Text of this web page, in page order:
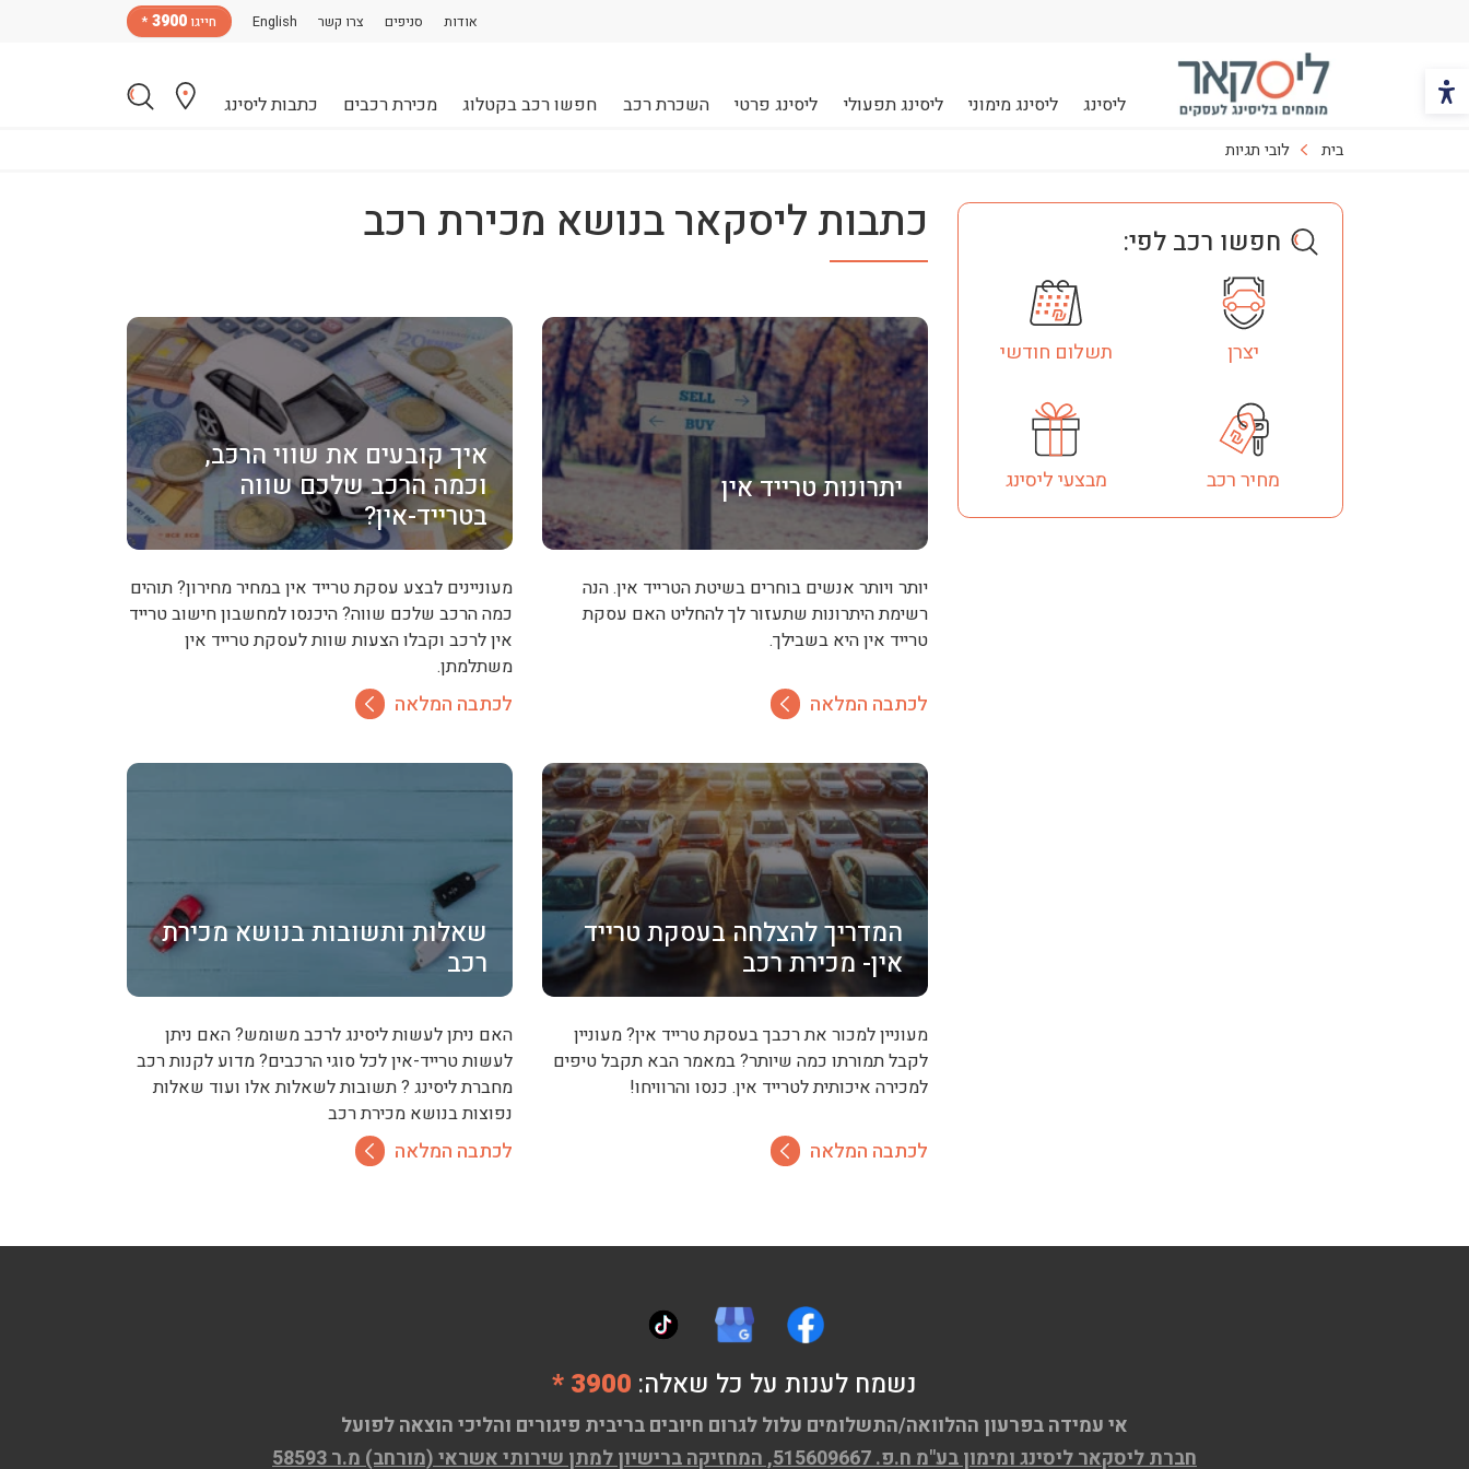
הכפתור משנה את צבעי הקונטרסט
אודות סניפים צרו קשר English חייגו 3900
*
ליסינג ליסינג מימוני ליסינג תפעולי ליסינג פרטי השכרת רכב חפשו רכב בקטלוג מכירת רכבים כתבות ליסינג
בית לובי תגיות
חפשו רכב לפי:
יצרן תשלום חודשי
מחיר רכב מבצעי ליסינג
כתבות ליסקאר בנושא מכירת רכב
יתרונות טרייד אין
יותר ויותר אנשים בוחרים בשיטת הטרייד אין. הנה
רשימת היתרונות שתעזור לך להחליט האם עסקת
טרייד אין היא בשבילך.
לכתבה המלאה
איך קובעים את שווי הרכב,
וכמה הרכב שלכם שווה
בטרייד-אין?
מעוניינים לבצע עסקת טרייד אין במחיר מחירון? תוהים
כמה הרכב שלכם שווה? היכנסו למחשבון חישוב טרייד
אין לרכב וקבלו הצעות שוות לעסקת טרייד אין
משתלמתן.
לכתבה המלאה
המדריך להצלחה בעסקת טרייד
אין- מכירת רכב
מעוניין למכור את רכבך בעסקת טרייד אין? מעוניין
לקבל תמורתו כמה שיותר? במאמר הבא תקבל טיפים
למכירה איכותית לטרייד אין. כנסו והרוויחו!
לכתבה המלאה
שאלות ותשובות בנושא מכירת
רכב
האם ניתן לעשות ליסינג לרכב משומש? האם ניתן
לעשות טרייד-אין לכל סוגי הרכבים? מדוע לקנות רכב
מחברת ליסינג ? תשובות לשאלות אלו ועוד שאלות
נפוצות בנושא מכירת רכב
לכתבה המלאה
נשמח לענות על כל שאלה: 3900 *
אי עמידה בפרעון ההלוואה/התשלומים עלול לגרום חיובים בריבית פיגורים והליכי הוצאה לפועל
חברת ליסקאר ליסינג ומימון בע"מ ח.פ. 515609667, המחזיקה ברישיון למתן שירותי אשראי (מורחב) מ.ר 58593